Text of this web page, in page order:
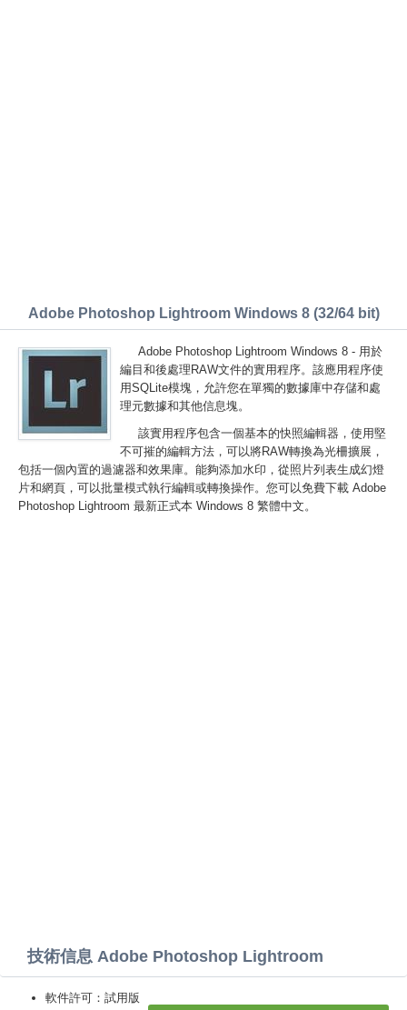
Adobe Photoshop Lightroom Windows 8 (32/64 bit)
Adobe Photoshop Lightroom Windows 8 - 用於
編目和後處理RAW文件的實用程序。該應用程序使
用SQLite模塊，允許您在單獨的數據庫中存儲和處
理元數據和其他信息塊。
該實用程序包含一個基本的快照編輯器，使用堅
不可摧的編輯方法，可以將RAW轉換為光柵擴展，
包括一個內置的過濾器和效果庫。能夠添加水印，從照片列表生成幻燈
片和網頁，可以批量模式執行編輯或轉換操作。您可以免費下載 Adobe
Photoshop Lightroom 最新正式本 Windows 8 繁體中文。
技術信息 Adobe Photoshop Lightroom
軟件許可：試用版